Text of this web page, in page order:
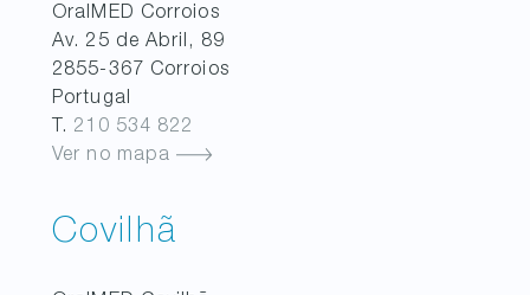
OralMED Corroios
Av. 25 de Abril, 89
2855-367 Corroios
Portugal
T. 210 534 822
Ver no mapa
Covilhã